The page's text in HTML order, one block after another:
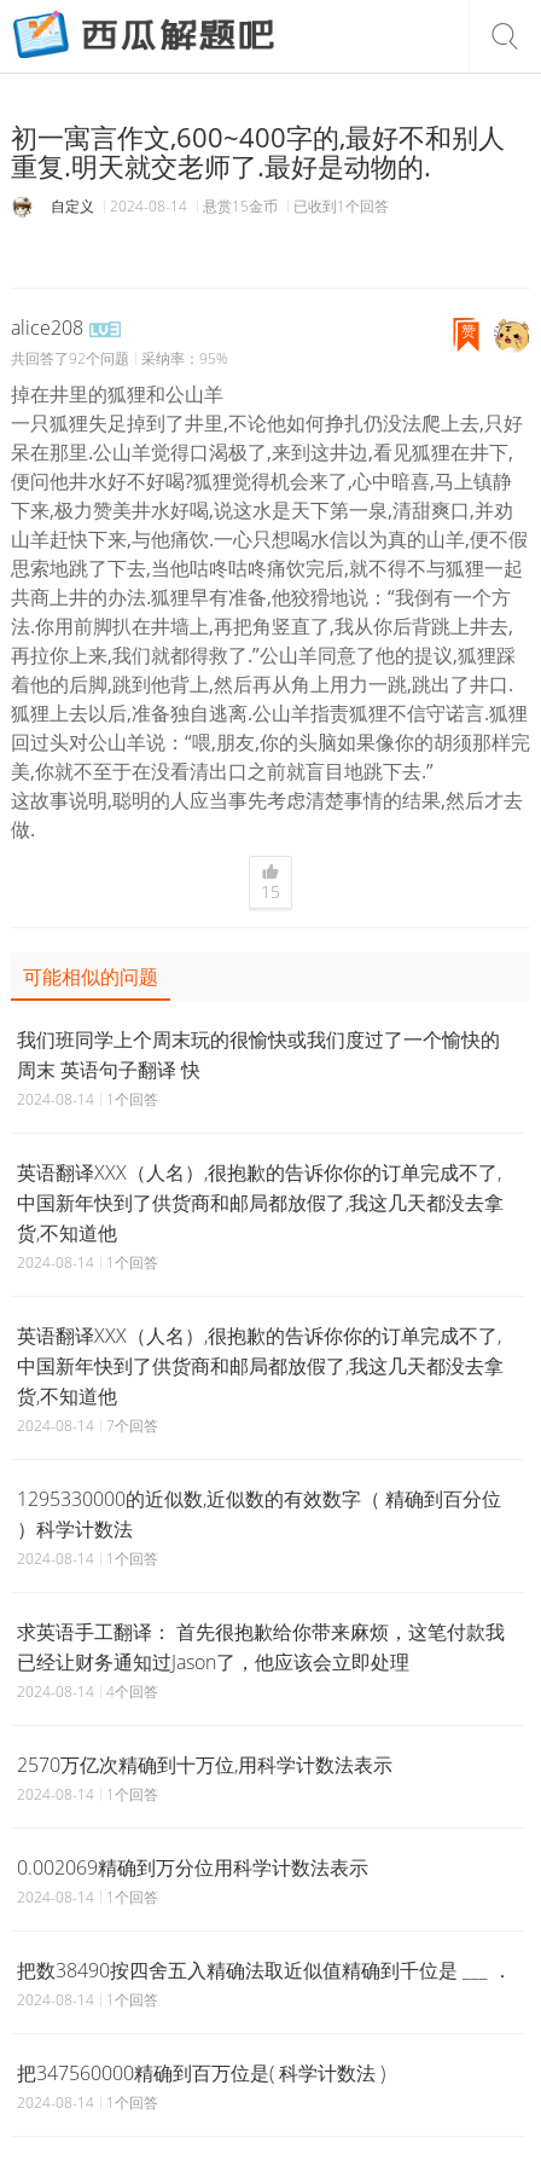
初一寓言作文,600~400字的,最好不和别人
重复.明天就交老师了.最好是动物的.
自定义 2024-08-14 悬赏15金币 已收到1个回答
赞
alice208
共回答了92个问题 采纳率：95%
掉在井里的狐狸和公山羊
一只狐狸失足掉到了井里,不论他如何挣扎仍没法爬上去,只好
呆在那里.公山羊觉得口渴极了,来到这井边,看见狐狸在井下,
便问他井水好不好喝?狐狸觉得机会来了,心中暗喜,马上镇静
下来,极力赞美井水好喝,说这水是天下第一泉,清甜爽口,并劝
山羊赶快下来,与他痛饮.一心只想喝水信以为真的山羊,便不假
思索地跳了下去,当他咕咚咕咚痛饮完后,就不得不与狐狸一起
共商上井的办法.狐狸早有准备,他狡猾地说：“我倒有一个方
法.你用前脚扒在井墙上,再把角竖直了,我从你后背跳上井去,
再拉你上来,我们就都得救了.”公山羊同意了他的提议,狐狸踩
着他的后脚,跳到他背上,然后再从角上用力一跳,跳出了井口.
狐狸上去以后,准备独自逃离.公山羊指责狐狸不信守诺言.狐狸
回过头对公山羊说：“喂,朋友,你的头脑如果像你的胡须那样完
美,你就不至于在没看清出口之前就盲目地跳下去.”
这故事说明,聪明的人应当事先考虑清楚事情的结果,然后才去
做.
15
可能相似的问题
我们班同学上个周末玩的很愉快或我们度过了一个愉快的
周末 英语句子翻译 快
2024-08-14 1个回答
英语翻译XXX（人名）,很抱歉的告诉你你的订单完成不了,
中国新年快到了供货商和邮局都放假了,我这几天都没去拿
货,不知道他
2024-08-14 1个回答
英语翻译XXX（人名）,很抱歉的告诉你你的订单完成不了,
中国新年快到了供货商和邮局都放假了,我这几天都没去拿
货,不知道他
2024-08-14 7个回答
1295330000的近似数,近似数的有效数字（ 精确到百分位
）科学计数法
2024-08-14 1个回答
求英语手工翻译： 首先很抱歉给你带来麻烦，这笔付款我
已经让财务通知过Jason了，他应该会立即处理
2024-08-14 4个回答
2570万亿次精确到十万位,用科学计数法表示
2024-08-14 1个回答
0.002069精确到万分位用科学计数法表示
2024-08-14 1个回答
把数38490按四舍五入精确法取近似值精确到千位是 ___ ．
2024-08-14 1个回答
把347560000精确到百万位是( 科学计数法 )
2024-08-14 1个回答